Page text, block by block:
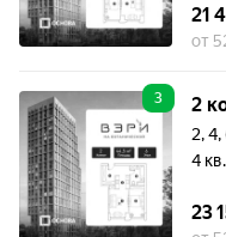
21
от
3 2
2,
4
23